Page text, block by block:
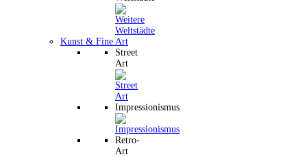
Kunst & Fine Art
Street
Art
Impressionismus
Retro-
Art